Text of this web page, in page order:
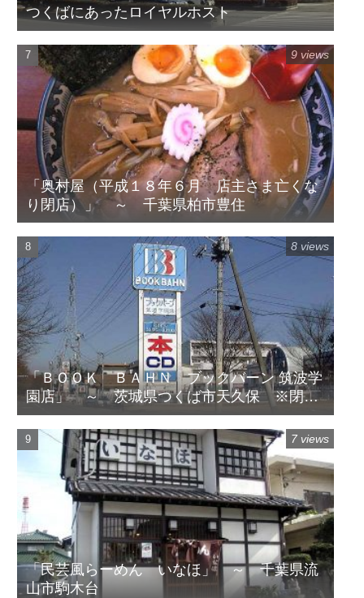
つくばにあったロイヤルホスト
「奥村屋（平成１８年６月 店主さま亡くな
り閉店）」 ～ 千葉県柏市豊住
9 views
「ＢＯＯＫ ＢＡＨＮ ブックバーン 筑波学
園店」 ～ 茨城県つくば市天久保 ※閉店
してます
8 views
「民芸風らーめん いなほ」 ～ 千葉県流
山市駒木台
7 views